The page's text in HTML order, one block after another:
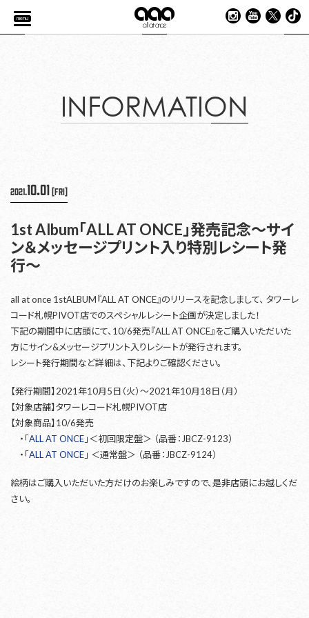
menu
INFORMATION
2021.10.01[Fri]
1st Album「ALL AT ONCE」発売記念〜サイ
ン＆メッセージプリント入り特別レシート発
行〜
all at once 1stALBUM『ALL AT ONCE』のリリースを記念しまして、 タワーレ
コード札幌PIVOT店でのスペシャルレシート企画が決定しました！
下記の期間中に店頭にて、10/6発売『ALL AT ONCE』をご購入いただいた
方にサイン&メッセージプリント入りレシートが発行されます。
レシート発行期間など詳細は、下記よりご確認ください。
【発行期間】2021年10月5日（火）～2021年10月18日（月）
【対象店舗】タワーレコード札幌PIVOT店
【対象商品】10/6発売
・「ALL AT ONCE 」＜初回限定盤＞ （品番：JBCZ-9123）
・「ALL AT ONCE 」 ＜通常盤＞ （品番：JBCZ-9124）
絵柄はご購入いただいた方だけのお楽しみですので、是非店頭にお越しくだ
さい。